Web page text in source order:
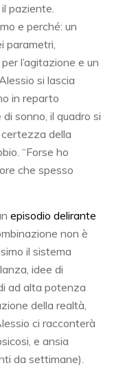
paziente.
e perché: un
parametri,
l’agitazione e un
si lascia
in reparto
sonno, il quadro si
della
“Forse ho
che spesso
episodio delirante
non è
il sistema
idee di
ad alta potenza
della realtà,
ci racconterà
e ansia
da settimane).